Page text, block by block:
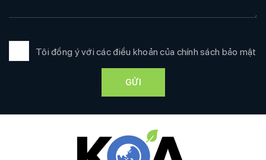
Tôi đồng ý với các điều khoản của chính sách bảo mật